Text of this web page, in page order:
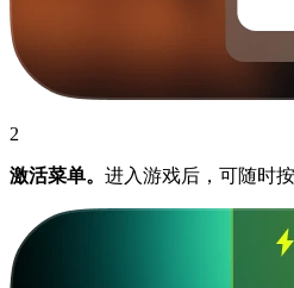
2
激活菜单。 进入游戏后，可随时